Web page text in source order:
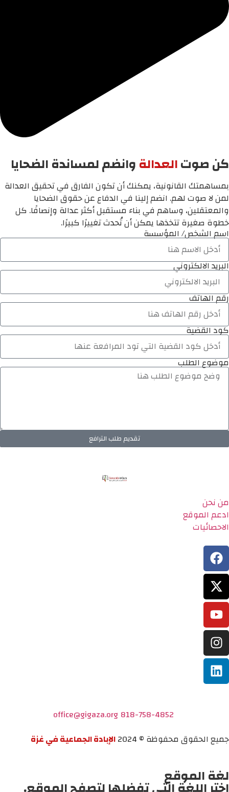
كن صوتالعدالةوانضم لمساندة الضحايا
بمساهمتك القانونية، يمكنك أن تكون الفارق في تحقيق العدالة
لمن لا صوت لهم. انضم إلينا في الدفاع عن حقوق الضحايا
والمعتقلين، وساهم في بناء مستقبل أكثر عدالة وإنصافًا. كل
خطوة صغيرة تتخذها يمكن أن تُحدث تغييرًا كبيرًا.
اسم الشخص/ المؤسسة
البريد الالكتروني
رقم الهاتف
كود القضية
موضوع الطلب
تقديم طلب الترافع
من نحن
ادعم الموقع
الاحصائيات
818-758-4852
office@gigaza.org
جميع الحقوق محفوظة © 2024
الإبادة الجماعية في غزة
لغة الموقع